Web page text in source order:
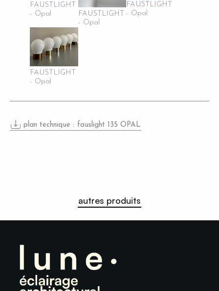
FAUSTLIGHT
- Opal
FAUSTLIGHT
- Opal
FAUSTLIGHT
- Opal
FAUSTLIGHT
- Opal
plan technique : fauslight 135 OPAL
autres produits